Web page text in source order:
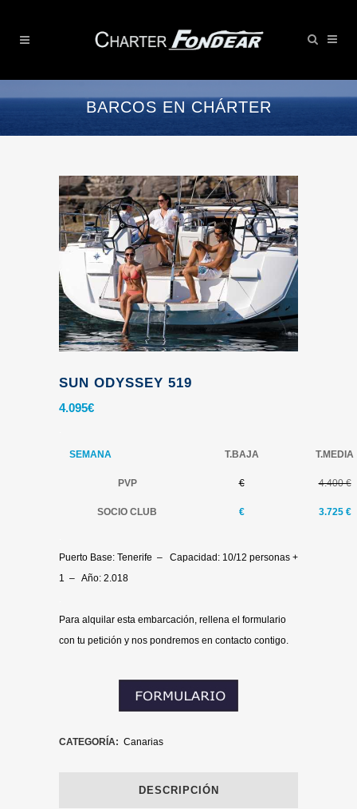
BARCOS EN CHÁRTER
SUN ODYSSEY 519
4.095€
SEMANA T.BAJA T.MEDIA
PVP € 4.400 €
SOCIO CLUB € 3.725 €
Puerto Base: Tenerife – Capacidad: 10/12 personas +
1 – Año: 2.018
Para alquilar esta embarcación, rellena el formulario
con tu petición y nos pondremos en contacto contigo.
CATEGORÍA: Canarias
DESCRIPCIÓN